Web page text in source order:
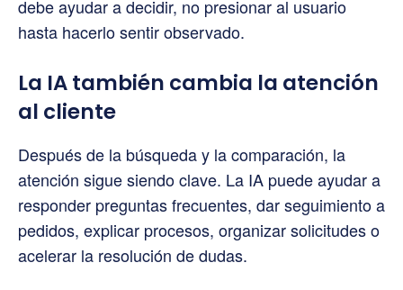
debe ayudar a decidir, no presionar al usuario
hasta hacerlo sentir observado.
La IA también cambia la atención
al cliente
Después de la búsqueda y la comparación, la
atención sigue siendo clave. La IA puede ayudar a
responder preguntas frecuentes, dar seguimiento a
pedidos, explicar procesos, organizar solicitudes o
acelerar la resolución de dudas.